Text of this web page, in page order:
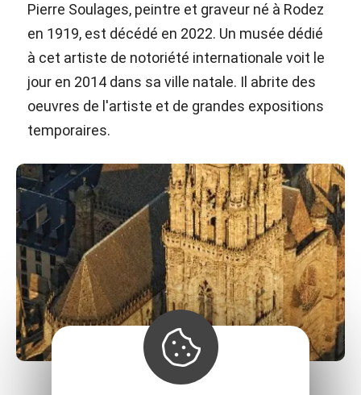
Pierre Soulages, peintre et graveur né à Rodez
en 1919, est décédé en 2022. Un musée dédié
à cet artiste de notoriété internationale voit le
jour en 2014 dans sa ville natale. Il abrite des
oeuvres de l'artiste et de grandes expositions
temporaires.